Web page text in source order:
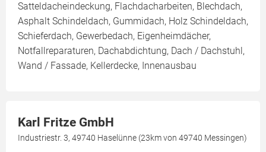
Satteldacheindeckung, Flachdacharbeiten, Blechdach,
Asphalt Schindeldach, Gummidach, Holz Schindeldach,
Schieferdach, Gewerbedach, Eigenheimdächer,
Notfallreparaturen, Dachabdichtung, Dach / Dachstuhl,
Wand / Fassade, Kellerdecke, Innenausbau
Karl Fritze GmbH
Industriestr. 3, 49740 Haselünne (23km von 49740 Messingen)